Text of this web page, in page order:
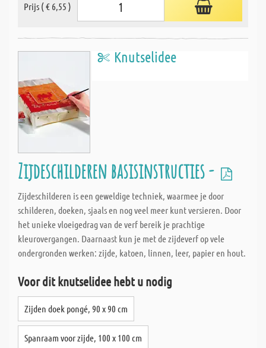
Prijs ( € 6,55 )
Knutselidee
Zijdeschilderen basisinstructies -
Zijdeschilderen is een geweldige techniek, waarmee je door
schilderen, doeken, sjaals en nog veel meer kunt versieren. Door
het unieke vloeigedrag van de verf bereik je prachtige
kleurovergangen. Daarnaast kun je met de zijdeverf op vele
ondergronden werken: zijde, katoen, linnen, leer, papier en hout.
Voor dit knutselidee hebt u nodig
Zijden doek pongé, 90 x 90 cm
Spanraam voor zijde, 100 x 100 cm